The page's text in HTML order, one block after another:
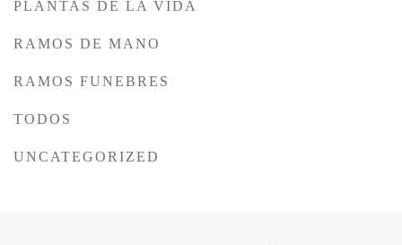
PLANTAS DE LA VIDA
RAMOS DE MANO
RAMOS FUNEBRES
TODOS
UNCATEGORIZED